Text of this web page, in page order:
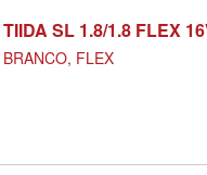
TIIDA SL 1.8/1.8 FLEX
BRANCO, FLEX